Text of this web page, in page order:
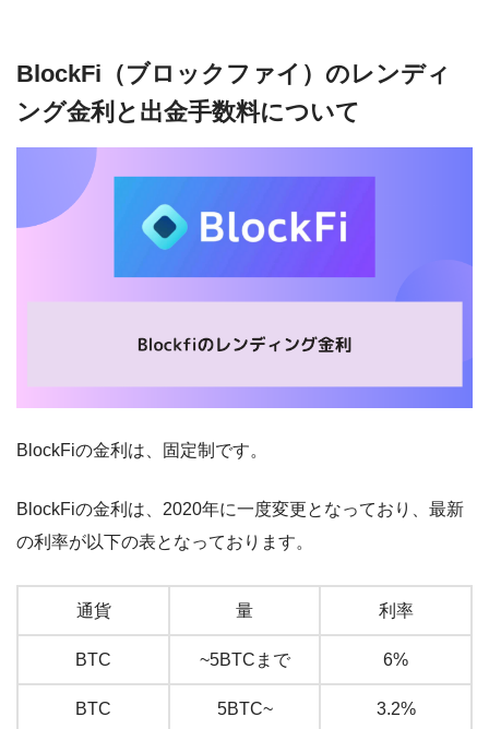
BlockFi（ブロックファイ）のレンディ
ング金利と出金手数料について
BlockFiの金利は、固定制です。
BlockFiの金利は、2020年に一度変更となっており、最新
の利率が以下の表となっております。
通貨 量 利率
BTC ~5BTCまで 6%
BTC 5BTC~ 3.2%